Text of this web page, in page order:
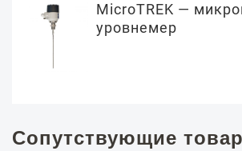
MicroTREK —
уровнемер
Сопутствующие